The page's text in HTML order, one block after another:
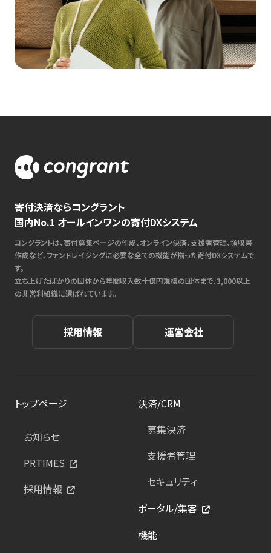
寄付決済ならコングラント
国内No.1 オールインワンの寄付DXシステム
コングラントは、寄付募集ページの作成、オンライン決済、支援者管理、領収書
作成など、ファンドレイジングに必要な全ての機能が揃った寄付DXシステムで
す。
立ち上げたばかりの団体から年間収入数十億円規模の団体まで、3,000以上
の非営利組織に選ばれています。
採用情報 運営会社
トップページ
お知らせ
PRTIMES
採用情報
決済/CRM
募集決済
支援者管理
セキュリティ
ポータル/集客
機能